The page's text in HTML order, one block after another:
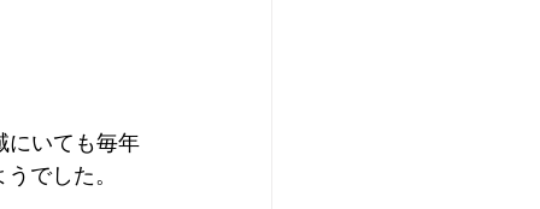
にいても毎年
でした。